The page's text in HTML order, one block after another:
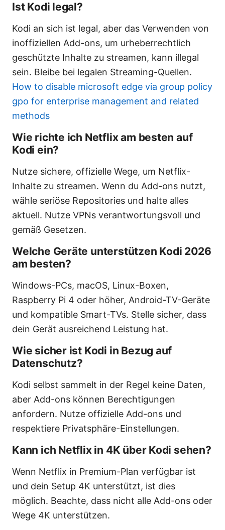
Ist Kodi legal?
Kodi an sich ist legal, aber das Verwenden von
inoffiziellen Add-ons, um urheberrechtlich
geschützte Inhalte zu streamen, kann illegal
sein. Bleibe bei legalen Streaming-Quellen.
How to disable microsoft edge via group policy
gpo for enterprise management and related
methods
Wie richte ich Netflix am besten auf
Kodi ein?
Nutze sichere, offizielle Wege, um Netflix-
Inhalte zu streamen. Wenn du Add-ons nutzt,
wähle seriöse Repositories und halte alles
aktuell. Nutze VPNs verantwortungsvoll und
gemäß Gesetzen.
Welche Geräte unterstützen Kodi 2026
am besten?
Windows-PCs, macOS, Linux-Boxen,
Raspberry Pi 4 oder höher, Android-TV-Geräte
und kompatible Smart-TVs. Stelle sicher, dass
dein Gerät ausreichend Leistung hat.
Wie sicher ist Kodi in Bezug auf
Datenschutz?
Kodi selbst sammelt in der Regel keine Daten,
aber Add-ons können Berechtigungen
anfordern. Nutze offizielle Add-ons und
respektiere Privatsphäre-Einstellungen.
Kann ich Netflix in 4K über Kodi sehen?
Wenn Netflix in Premium-Plan verfügbar ist
und dein Setup 4K unterstützt, ist dies
möglich. Beachte, dass nicht alle Add-ons oder
Wege 4K unterstützen.